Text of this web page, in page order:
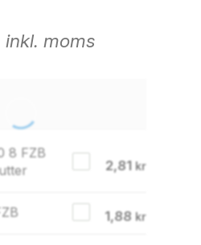
inkl. moms
8 FZB
2,81 kr
1,88 kr